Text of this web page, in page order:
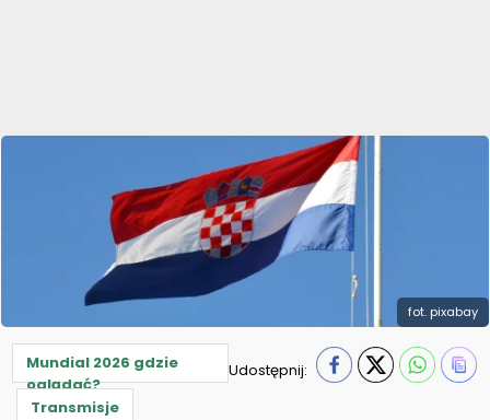
fot. pixabay
Mundial 2026 gdzie
oglądać?
Transmisje
Udostępnij: